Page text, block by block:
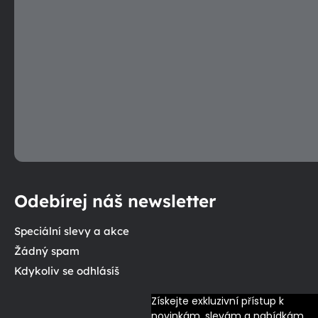
Odebírej náš newsletter
Speciální slevy a akce
Žádný spam
Kdykoliv se odhlásíš
Získejte exkluzivní přístup k